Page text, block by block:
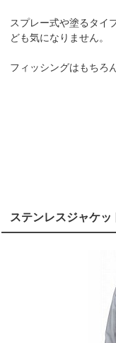
スプレー式や塗るタイ
ども気になりません。
フィッシングはもちろ
ステンレスジャケ